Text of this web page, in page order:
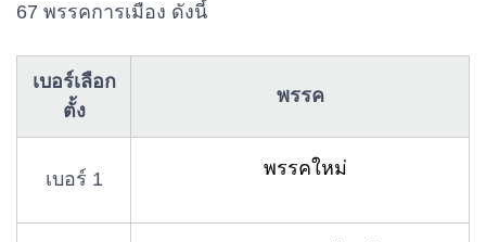
67 พรรคการเมือง ดังนี้
เบอร์เลือก
ตั้ง
พรรค
เบอร์ 1 พรรคใหม่